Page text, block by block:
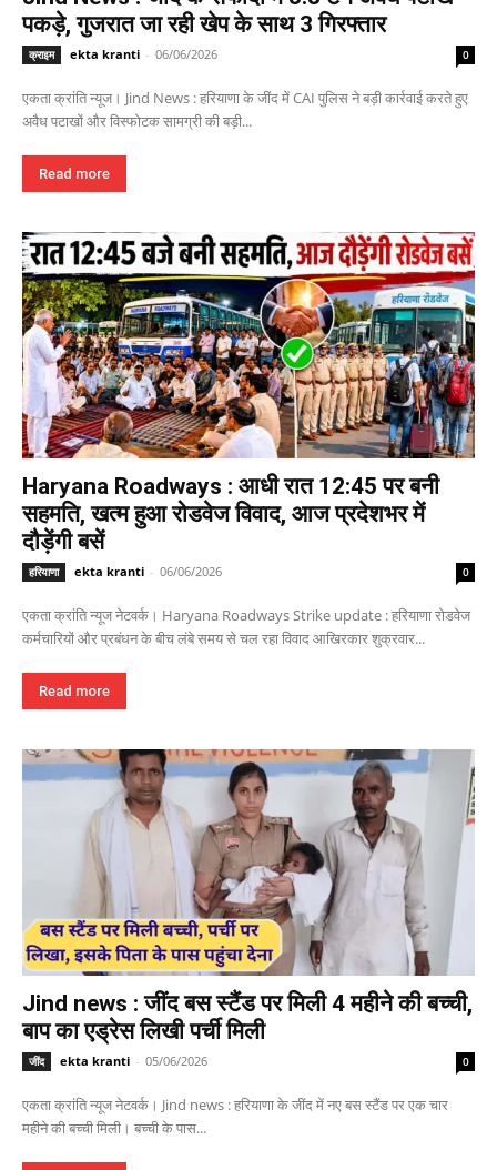
पकड़े, गुजरात जा रही खेप के साथ 3 गिरफ्तार
क्राइम ekta kranti - 06/06/2026 0
एकता क्रांति न्यूज। Jind News : हरियाणा के जींद में CAI पुलिस ने बड़ी कार्रवाई करते हुए
अवैध पटाखों और विस्फोटक सामग्री की बड़ी...
Read more
Haryana Roadways : आधी रात 12:45 पर बनी
सहमति, खत्म हुआ रोडवेज विवाद, आज प्रदेशभर में
दौड़ेंगी बसें
हरियाणा ekta kranti - 06/06/2026 0
एकता क्रांति न्यूज नेटवर्क। Haryana Roadways Strike update : हरियाणा रोडवेज
कर्मचारियों और प्रबंधन के बीच लंबे समय से चल रहा विवाद आखिरकार शुक्रवार...
Read more
Jind news : जींद बस स्टैंड पर मिली 4 महीने की बच्ची,
बाप का एड्रेस लिखी पर्ची मिली
जींद ekta kranti - 05/06/2026 0
एकता क्रांति न्यूज नेटवर्क। Jind news : हरियाणा के जींद में नए बस स्टैंड पर एक चार
महीने की बच्ची मिली। बच्ची के पास...